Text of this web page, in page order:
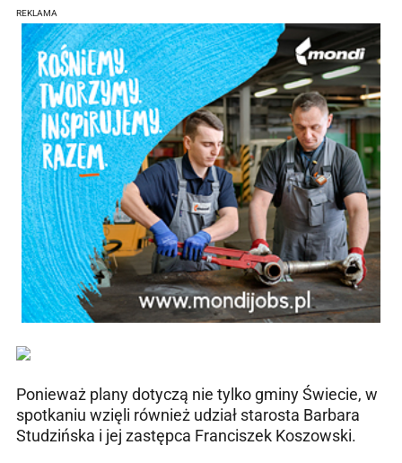
REKLAMA
Ponieważ plany dotyczą nie tylko gminy Świecie, w
spotkaniu wzięli również udział starosta Barbara
Studzińska i jej zastępca Franciszek Koszowski.